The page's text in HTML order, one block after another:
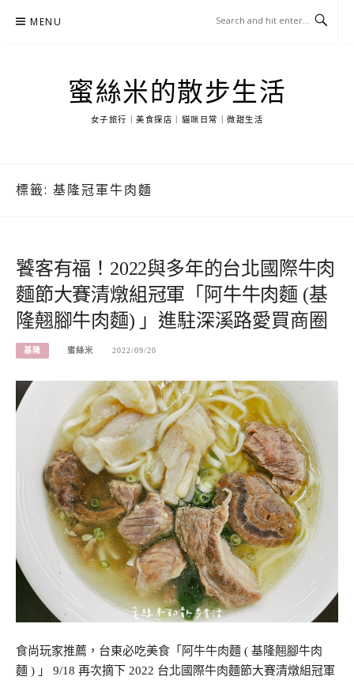
MENU
蜜絲米的散步生活
女子旅行｜美食探店｜貓咪日常｜微甜生活
標籤: 基隆冠軍牛肉麵
饕客有福！2022與多年的台北國際牛肉
麵節大賽清燉組冠軍「阿牛牛肉麵 (基
隆翹腳牛肉麵) 」進駐深溪路愛買商圈
基隆 蜜絲米 2022/09/20
食尚玩家推薦，台東必吃美食「阿牛牛肉麵 ( 基隆翹腳牛肉
麵 ) 」 9/18 再次摘下 2022 台北國際牛肉麵節大賽清燉組冠軍